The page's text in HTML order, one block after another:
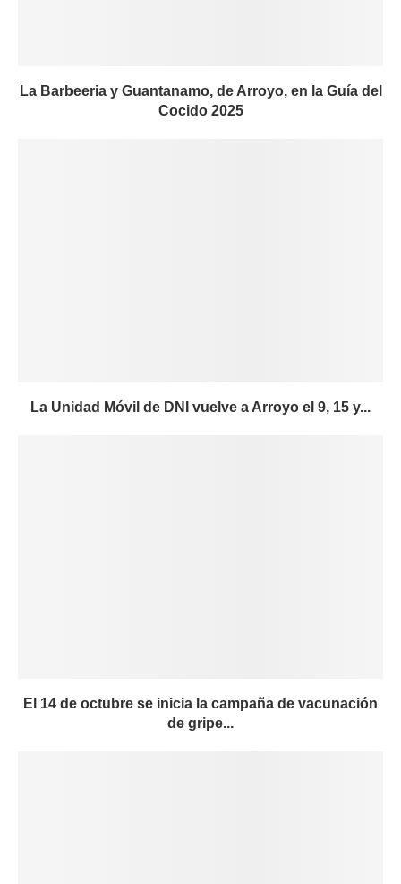
La Barbeeria y Guantanamo, de Arroyo, en la Guía del
Cocido 2025
La Unidad Móvil de DNI vuelve a Arroyo el 9, 15 y...
El 14 de octubre se inicia la campaña de vacunación
de gripe...